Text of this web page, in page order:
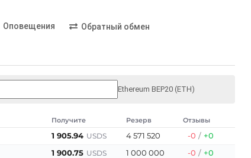
Оповещения Обратный обмен
Ethereum BEP20 (ETH)
Получите Резерв Отзывы
1 905.94 USDS 4 571 520 -0 / +0
1 900.75 USDS 1 000 000 -0 / +0